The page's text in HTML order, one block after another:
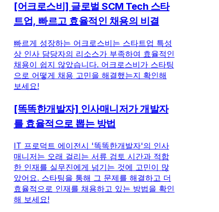
[어크로스비] 글로벌 SCM Tech 스타
트업, 빠르고 효율적인 채용의 비결
빠르게 성장하는 어크로스비는 스타트업 특성
상 인사 담당자의 리소스가 부족하여 효율적인
채용이 쉽지 않았습니다. 어크로스비가 스타팅
으로 어떻게 채용 고민을 해결했는지 확인해
보세요!
[똑똑한개발자] 인사매니저가 개발자
를 효율적으로 뽑는 방법
IT 프로덕트 에이전시 '똑똑한개발자'의 인사
매니저는 오래 걸리는 서류 검토 시간과 적합
한 인재를 실무진에게 넘기는 것에 고민이 많
았어요. 스타팅을 통해 그 문제를 해결하고 더
효율적으로 인재를 채용하고 있는 방법을 확인
해 보세요!